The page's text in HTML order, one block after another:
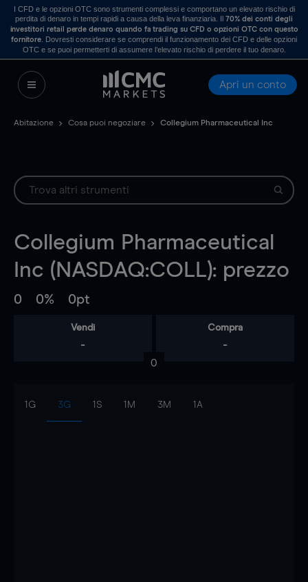
I CFD e le opzioni OTC sono strumenti complessi e comportano un elevato rischio di
perdita di denaro in tempi rapidi a causa della leva finanziaria. Il70% dei conti degli
investitori retail perde denaro quando fa trading su CFD o opzioni OTC con questo
fornitore . Dovresti considerare se comprendi il funzionamento dei CFD e delle opzioni
OTC e se puoi permetterti di assumere l’elevato rischio di perdere il tuo denaro.
Apri un conto
Abitazione Cosa puoi negoziare Collegium Pharmaceutical Inc
Collegium Pharmaceutical
Inc (NASDAQ:COLL): prezzo
0 0% 0pt
Vendi
-
Compra
-
0
1G 3G 1S 1M 3M 1A